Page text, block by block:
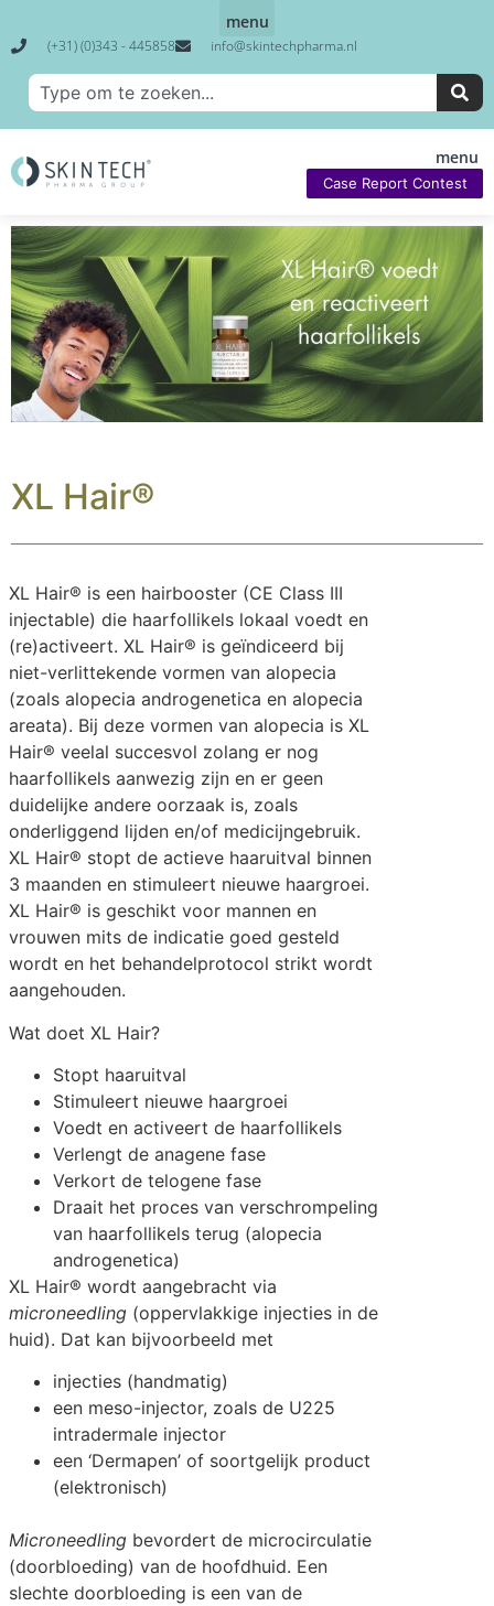
(+31) (0)343 - 445858 info@skintechpharma.nl
Case Report Contest
XL Hair®
XL Hair® is een hairbooster (CE Class III
injectable) die haarfollikels lokaal voedt en
(re)activeert. XL Hair® is geïndiceerd bij
niet-verlittekende vormen van alopecia
(zoals alopecia androgenetica en alopecia
areata). Bij deze vormen van alopecia is XL
Hair® veelal succesvol zolang er nog
haarfollikels aanwezig zijn en er geen
duidelijke andere oorzaak is, zoals
onderliggend lijden en/of medicijngebruik.
XL Hair® stopt de actieve haaruitval binnen
3 maanden en stimuleert nieuwe haargroei.
XL Hair® is geschikt voor mannen en
vrouwen mits de indicatie goed gesteld
wordt en het behandelprotocol strikt wordt
aangehouden.
Wat doet XL Hair?
Stopt haaruitval
Stimuleert nieuwe haargroei
Voedt en activeert de haarfollikels
Verlengt de anagene fase
Verkort de telogene fase
Draait het proces van verschrompeling
van haarfollikels terug (alopecia
androgenetica)
XL Hair® wordt aangebracht via
microneedling (oppervlakkige injecties in de
huid). Dat kan bijvoorbeeld met
injecties (handmatig)
een meso-injector, zoals de U225
intradermale injector
een ‘Dermapen’ of soortgelijk product
(elektronisch)
Microneedling bevordert de microcirculatie
(doorbloeding) van de hoofdhuid. Een
slechte doorbloeding is een van de